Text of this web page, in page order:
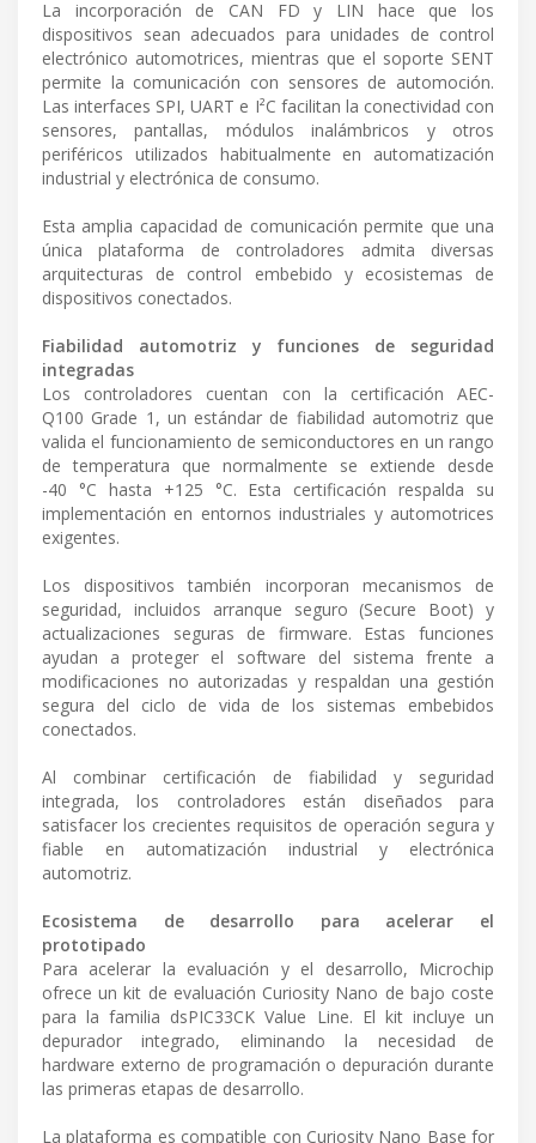
La incorporación de CAN FD y LIN hace que los
dispositivos sean adecuados para unidades de control
electrónico automotrices, mientras que el soporte SENT
permite la comunicación con sensores de automoción.
Las interfaces SPI, UART e I²C facilitan la conectividad con
sensores, pantallas, módulos inalámbricos y otros
periféricos utilizados habitualmente en automatización
industrial y electrónica de consumo.
Esta amplia capacidad de comunicación permite que una
única plataforma de controladores admita diversas
arquitecturas de control embebido y ecosistemas de
dispositivos conectados.
Fiabilidad automotriz y funciones de seguridad
integradas
Los controladores cuentan con la certificación AEC-
Q100 Grade 1, un estándar de fiabilidad automotriz que
valida el funcionamiento de semiconductores en un rango
de temperatura que normalmente se extiende desde
-40 °C hasta +125 °C. Esta certificación respalda su
implementación en entornos industriales y automotrices
exigentes.
Los dispositivos también incorporan mecanismos de
seguridad, incluidos arranque seguro (Secure Boot) y
actualizaciones seguras de firmware. Estas funciones
ayudan a proteger el software del sistema frente a
modificaciones no autorizadas y respaldan una gestión
segura del ciclo de vida de los sistemas embebidos
conectados.
Al combinar certificación de fiabilidad y seguridad
integrada, los controladores están diseñados para
satisfacer los crecientes requisitos de operación segura y
fiable en automatización industrial y electrónica
automotriz.
Ecosistema de desarrollo para acelerar el
prototipado
Para acelerar la evaluación y el desarrollo, Microchip
ofrece un kit de evaluación Curiosity Nano de bajo coste
para la familia dsPIC33CK Value Line. El kit incluye un
depurador integrado, eliminando la necesidad de
hardware externo de programación o depuración durante
las primeras etapas de desarrollo.
La plataforma es compatible con Curiosity Nano Base for